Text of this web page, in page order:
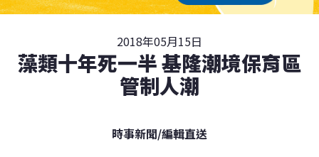
2018年05月15日
藻類十年死一半 基隆潮境保育區
管制人潮
時事新聞/編輯直送